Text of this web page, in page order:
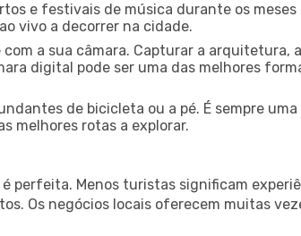
e festivais de música durante os meses
vivo a decorrer na cidade.
a sua câmara. Capturar a arquitetura,
digital pode ser uma das melhores
de bicicleta ou a pé. É sempre uma
melhores rotas a explorar.
perfeita. Menos turistas significam
Os negócios locais oferecem muitas